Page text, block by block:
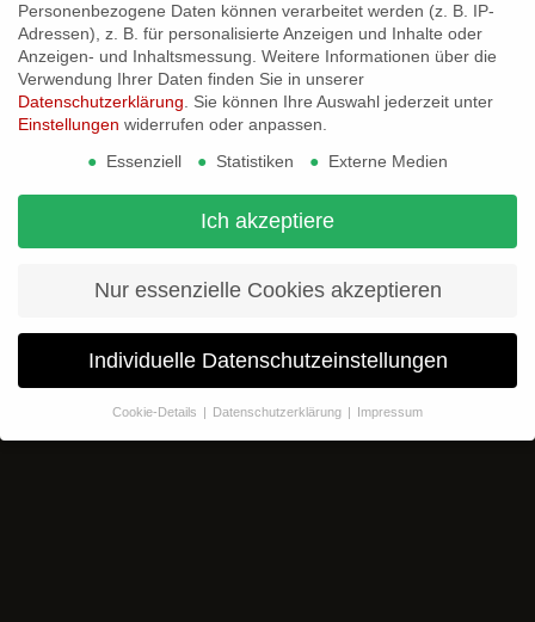
Personenbezogene Daten können verarbeitet werden (z. B. IP-
Adressen), z. B. für personalisierte Anzeigen und Inhalte oder
Anzeigen- und Inhaltsmessung. Weitere Informationen über die
Verwendung Ihrer Daten finden Sie in unserer
Datenschutzerklärung
Sie können Ihre Auswahl jederzeit unter
Einstellungen widerrufen oder anpassen.
Essenziell
Statistiken Externe Medien
Ich akzeptiere
Nur essenzielle Cookies akzeptieren
Individuelle Datenschutzeinstellungen
Cookie-Details Datenschutzerklärung Impressum
Datenschutzeinstellungen